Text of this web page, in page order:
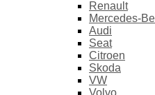
Renault
Mercedes-
Audi
Seat
Citroen
Skoda
VW